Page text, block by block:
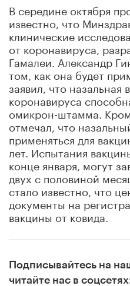
В середине октября
известно, что
клинические
от коронавируса,
Гамалеи. Александр
том, как она будет
заявил, что назальная
коронавируса
омикрон-штамма.
отмечал, что
применяться для
лет. Испытания
конце января, могут
двух с половиной
стало известно, что
документы на
вакцины от ковида.
Подписывайтесь на
читайте нас в